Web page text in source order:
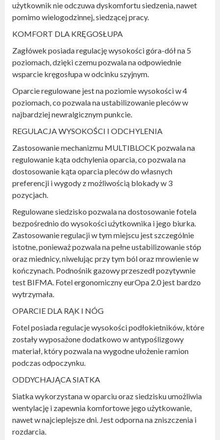
użytkownik nie odczuwa dyskomfortu siedzenia, nawet
pomimo wielogodzinnej, siedzącej pracy.
KOMFORT DLA KRĘGOSŁUPA
Zagłówek posiada regulację wysokości góra-dół na 5
poziomach, dzięki czemu pozwala na odpowiednie
wsparcie kręgosłupa w odcinku szyjnym.
Oparcie regulowane jest na poziomie wysokości w 4
poziomach, co pozwala na ustabilizowanie pleców w
najbardziej newralgicznym punkcie.
REGULACJA WYSOKOŚCI I ODCHYLENIA
Zastosowanie mechanizmu MULTIBLOCK pozwala na
regulowanie kąta odchylenia oparcia, co pozwala na
dostosowanie kąta oparcia pleców do własnych
preferencji i wygody z możliwością blokady w 3
pozycjach.
Regulowane siedzisko pozwala na dostosowanie fotela
bezpośrednio do wysokości użytkownika i jego biurka.
Zastosowanie regulacji w tym miejscu jest szczególnie
istotne, ponieważ pozwala na pełne ustabilizowanie stóp
oraz miednicy, niwelując przy tym ból oraz mrowienie w
kończynach. Podnośnik gazowy przeszedł pozytywnie
test BIFMA. Fotel ergonomiczny eurOpa 2.0 jest bardzo
wytrzymała.
OPARCIE DLA RĄK I NÓG
Fotel posiada regulacje wysokości podłokietników, które
zostały wyposażone dodatkowo w antypoślizgowy
materiał, który pozwala na wygodne ułożenie ramion
podczas odpoczynku.
ODDYCHAJĄCA SIATKA
Siatka wykorzystana w oparciu oraz siedzisku umożliwia
wentylację i zapewnia komfortowe jego użytkowanie,
nawet w najcieplejsze dni. Jest odporna na zniszczenia i
rozdarcia.